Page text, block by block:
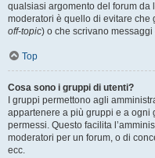
qualsiasi argomento del forum da
moderatori è quello di evitare che
off-topic) o che scrivano
Top
Cosa sono i gruppi di utenti?
I gruppi permettono agli
appartenere a più gruppi e a ogni
permessi. Questo facilita
moderatori per un forum, o di
ecc.